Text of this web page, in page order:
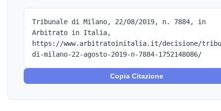
Tribunale di Milano, 22/08/2019, n. 7884, in
Arbitrato in Italia,
https://www.arbitratoinitalia.it/decisione/
di-milano-22-agosto-2019-n-7884-1752148086/
Copia Citazione